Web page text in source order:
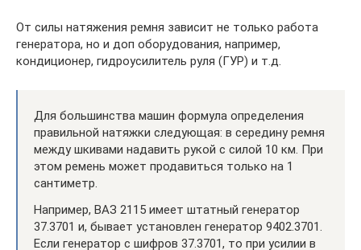
От силы натяжения ремня зависит не только работа
генератора, но и доп оборудования, например,
кондиционер, гидроусилитель руля (ГУР) и т.д.
Для большинства машин формула определения
правильной натяжки следующая: в середину ремня
между шкивами надавить рукой с силой 10 км. При
этом ремень может продавиться только на 1
сантиметр.
Например, ВАЗ 2115 имеет штатный генератор
37.3701 и, бывает установлен генератор 9402.3701.
Если генератор с шифров 37.3701, то при усилии в